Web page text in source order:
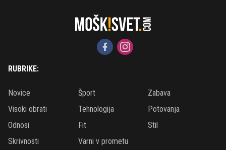
RUBRIKE:
Novice Šport
Zabava
Visoki obrati
Tehnologija
Potovanja
Odnosi
Fit
Stil
Skrivnosti
Varni v prometu